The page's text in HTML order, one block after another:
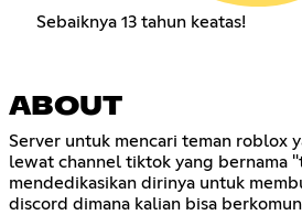
Sebaiknya 13 tahun keatas!
ABOUT
Server untuk mencari teman roblox
lewat channel tiktok yang bernama
mendedikasikan dirinya untuk
discord dimana kalian bisa